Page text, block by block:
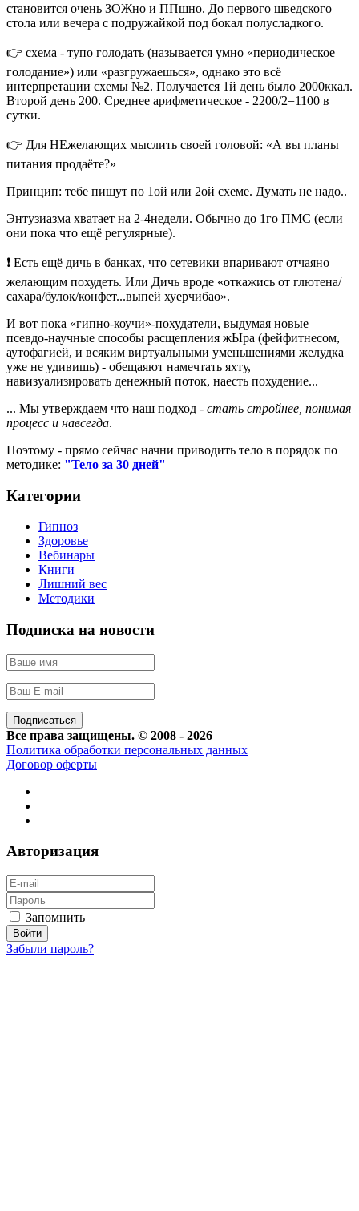
становится очень ЗОЖно и ППшно. До первого шведского
стола или вечера с подружайкой под бокал полусладкого.
👉 схема - тупо голодать (называется умно «периодическое
голодание») или «разгружаешься», однако это всё
интерпретации схемы №2. Получается 1й день было 2000ккал.
Второй день 200. Среднее арифметическое - 2200/2=1100 в
сутки.
👉 Для НЕжелающих мыслить своей головой: «А вы планы
питания продаёте?»
Принцип: тебе пишут по 1ой или 2ой схеме. Думать не надо..
Энтузиазма хватает на 2-4недели. Обычно до 1го ПМС (если
они пока что ещё регулярные).
❗ Есть ещё дичь в банках, что сетевики впаривают отчаяно
желающим похудеть. Или Дичь вроде «откажись от глютена/
сахара/булок/конфет...выпей хуерчибао».
И вот пока «гипно-коучи»-похудатели, выдумая новые
псевдо-научные способы расщепления жЫра (фейфитнесом,
аутофагией, и всяким виртуальными уменьшениями желудка
уже не удивишь) - обещаяют намечтать яхту,
навизуализировать денежный поток, наесть похудение...
... Мы утверждаем что наш подход - стать стройнее, понимая
процесс и навсегда.
Поэтому - прямо сейчас начни приводить тело в порядок по
методике: "Тело за 30 дней"
Категории
Гипноз
Здоровье
Вебинары
Книги
Лишний вес
Методики
Подписка на новости
Все права защищены. © 2008 - 2026
Политика обработки персональных данных
Договор оферты
Авторизация
Запомнить
Забыли пароль?